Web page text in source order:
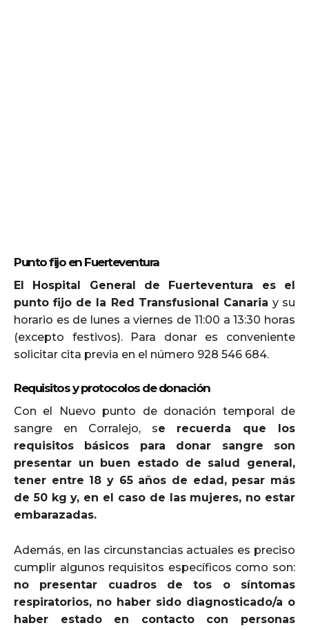
Punto fijo en Fuerteventura
El Hospital General de Fuerteventura es el
punto fijo de la Red Transfusional Canaria y su
horario es de lunes a viernes de 11:00 a 13:30 horas
(excepto festivos). Para donar es conveniente
solicitar cita previa en el número 928 546 684.
Requisitos y protocolos de donación
Con el Nuevo punto de donación temporal de
sangre en Corralejo, se recuerda que los
requisitos básicos para donar sangre son
presentar un buen estado de salud general,
tener entre 18 y 65 años de edad, pesar más
de 50 kg y, en el caso de las mujeres, no estar
embarazadas.
Además, en las circunstancias actuales es preciso
cumplir algunos requisitos específicos como son:
no presentar cuadros de tos o síntomas
respiratorios, no haber sido diagnosticado/a o
haber estado en contacto con personas